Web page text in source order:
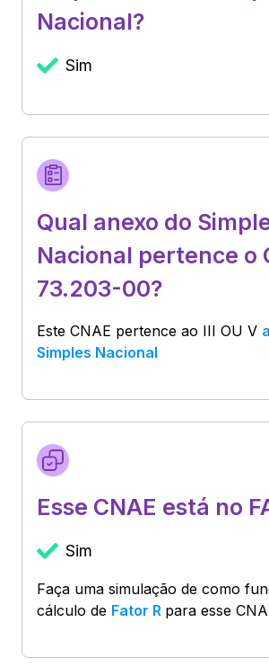
Nacional?
Sim
Qual anexo do
Nacional pertence o
73.203-00?
Este CNAE pertence ao III OU V
Simples Nacional
Esse CNAE está no
Sim
Faça uma simulação de como
cálculo de Fator R para esse